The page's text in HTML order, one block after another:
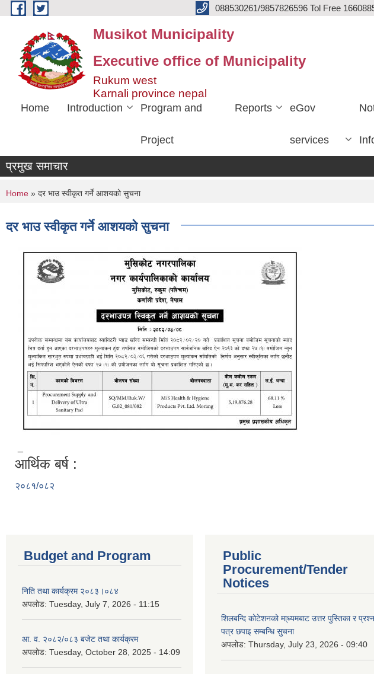
Skip to main content 088530261/9857826596 Tol Free
Musikot Municipality
Executive office of Municipality
Rukum west
Karnali province nepal
Home Introduction Program and
Project
Reports eGov
services
प्रमुख समाचार
You are here
Home » दर भाउ स्वीकृत गर्ने आशयको सुचना
दर भाउ स्वीकृत गर्ने आशयको सुचना
आर्थिक बर्ष :
२०८१/०८२
Budget and Program
निति तथा कार्यक्रम २०८३।०८४
अपलोड: Tuesday, July 7, 2026 - 11:15
आ. व. २०८२/०८३ बजेट तथा कार्यक्रम
अपलोड: Tuesday, October 28, 2025 - 14:09
Public
Procurement/Tender
Notices
शिलबन्दि कोटेशनको मा्ध्यमबाट उत्तर पुस्तिका र प्रश्न
पत्र छपाइ सम्बन्धि सुचना
अपलोड: Thursday, July 23, 2026 - 09:40